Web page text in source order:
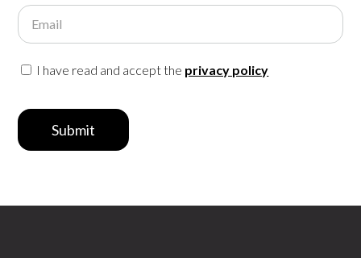
Email
I have read and accept the privacy policy
Submit